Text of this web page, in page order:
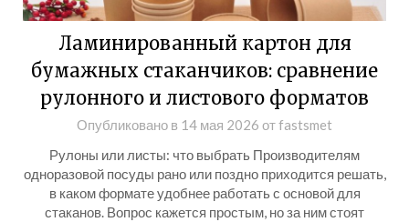
Ламинированный картон для
бумажных стаканчиков: сравнение
рулонного и листового форматов
Опубликовано в 14 мая 2026 отfastsmet
Рулоны или листы: что выбрать Производителям
одноразовой посуды рано или поздно приходится решать,
в каком формате удобнее работать с основой для
стаканов. Вопрос кажется простым, но за ним стоят